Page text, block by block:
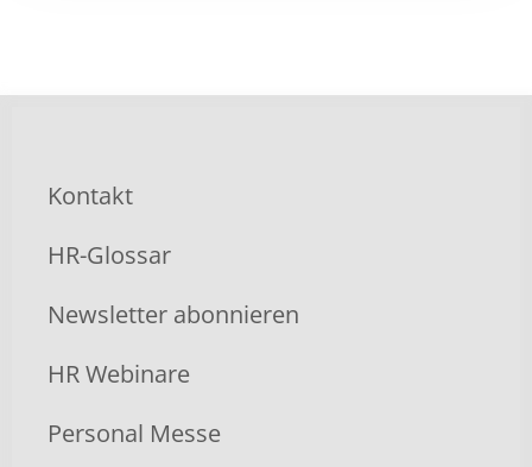
Kontakt
HR-Glossar
Newsletter abonnieren
HR Webinare
Personal Messe